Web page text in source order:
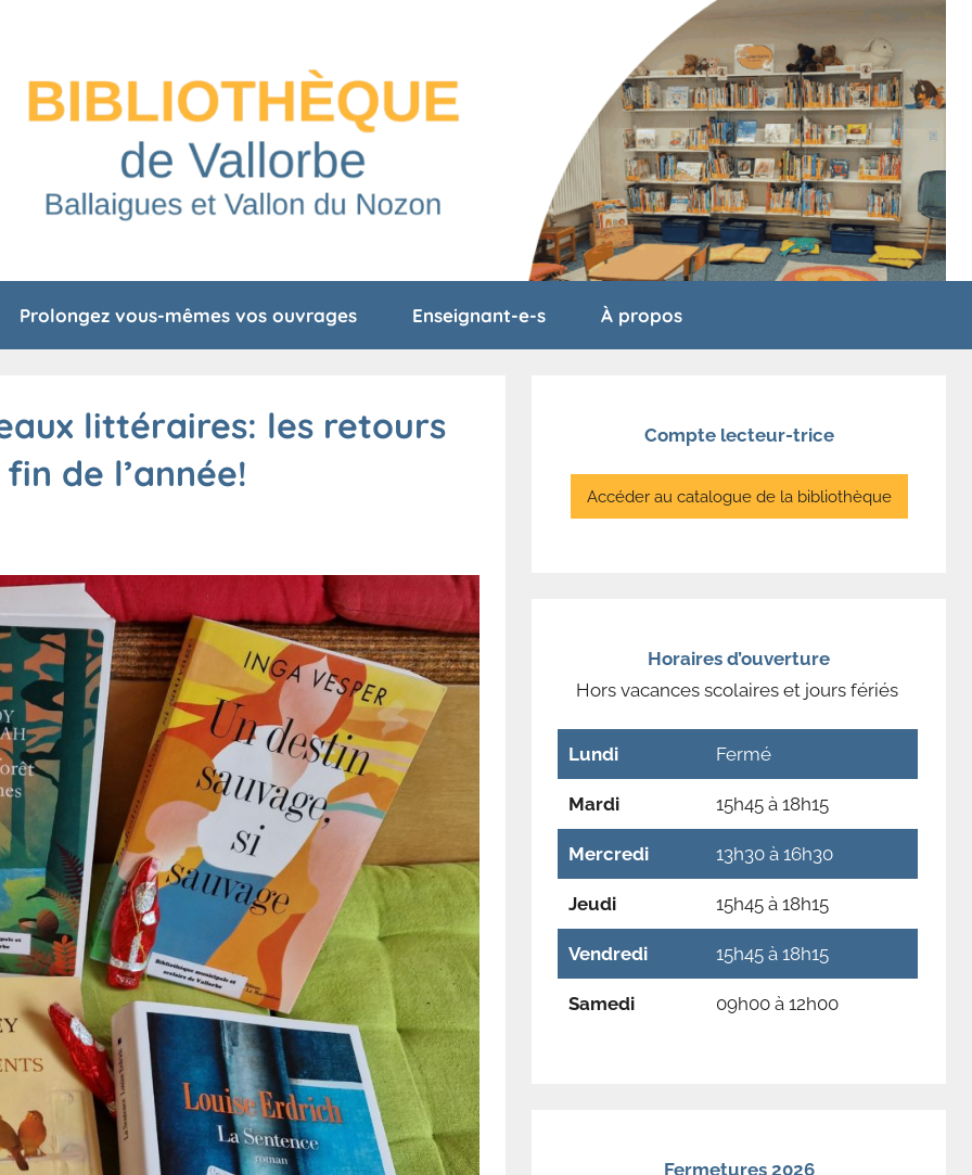
Prolongez vous-mêmes vos ouvrages Enseignant-e-s À propos
littéraires: les retours
de l’année!
Compte lecteur-trice
Accéder au catalogue de la bibliothèque
Horaires d’ouverture
Hors vacances scolaires et jours fériés
Lundi Fermé
Mardi 15h45 à 18h15
Mercredi 13h30 à 16h30
Jeudi 15h45 à 18h15
Vendredi 15h45 à 18h15
Samedi 09h00 à 12h00
Fermetures 2026